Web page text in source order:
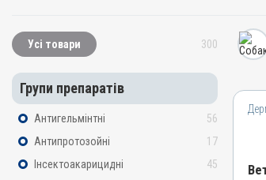
Усі товари 300
Групи препаратів
Антигельмінтні
56
Антипротозойні
17
Інсектоакарицидні
45